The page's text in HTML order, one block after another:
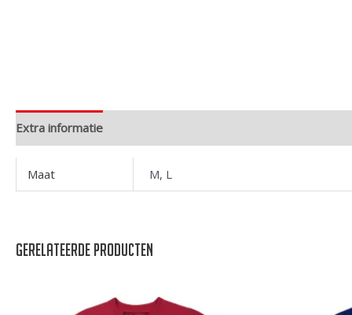
Extra informatie
Maat M, L
Gerelateerde producten